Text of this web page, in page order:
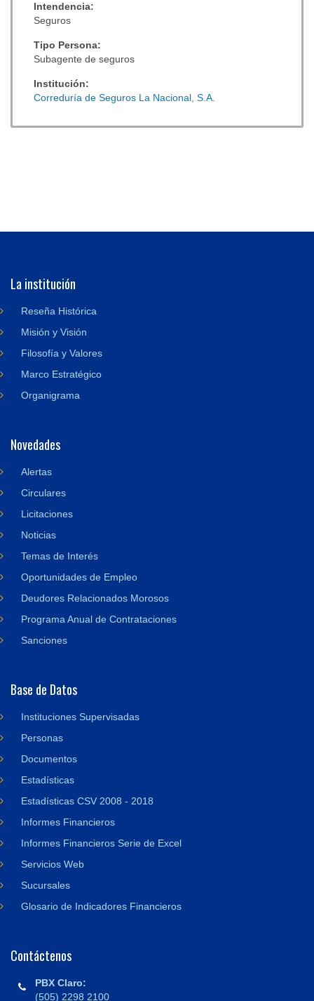
Intendencia:
Seguros
Tipo Persona:
Subagente de seguros
Institución:
Correduría de Seguros La Nacional, S.A.
La institución
Reseña Histórica
Misión y Visión
Filosofía y Valores
Marco Estratégico
Organigrama
Novedades
Alertas
Circulares
Licitaciones
Noticias
Temas de Interés
Oportunidades de Empleo
Deudores Relacionados Morosos
Programa Anual de Contrataciones
Sanciones
Base de Datos
Instituciones Supervisadas
Personas
Documentos
Estadísticas
Estadísticas CSV 2008 - 2018
Informes Financieros
Informes Financieros Serie de Excel
Servicios Web
Sucursales
Glosario de Indicadores Financieros
Contáctenos
PBX Claro:
(505) 2298 2100